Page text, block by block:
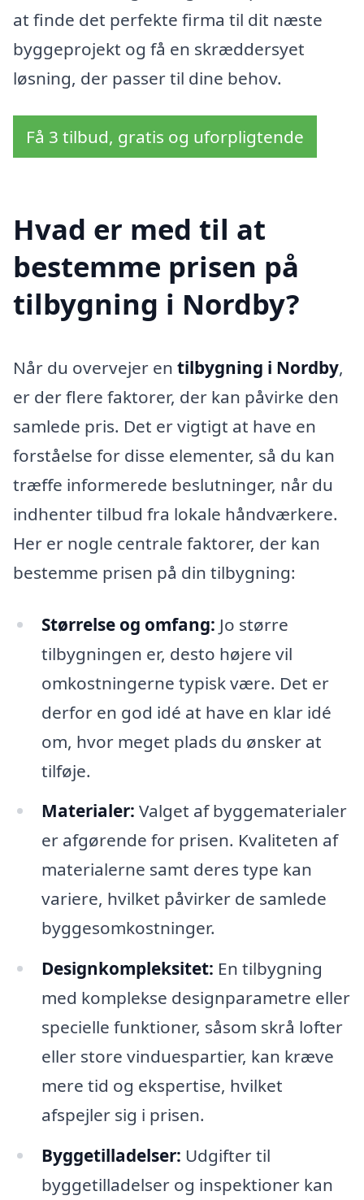
at finde det perfekte firma til dit næste
byggeprojekt og få en skræddersyet
løsning, der passer til dine behov.
Få 3 tilbud, gratis og uforpligtende
Hvad er med til at
bestemme prisen på
tilbygning i Nordby?
Når du overvejer en tilbygning i Nordby,
er der flere faktorer, der kan påvirke den
samlede pris. Det er vigtigt at have en
forståelse for disse elementer, så du kan
træffe informerede beslutninger, når du
indhenter tilbud fra lokale håndværkere.
Her er nogle centrale faktorer, der kan
bestemme prisen på din tilbygning:
Størrelse og omfang: Jo større
tilbygningen er, desto højere vil
omkostningerne typisk være. Det er
derfor en god idé at have en klar idé
om, hvor meget plads du ønsker at
tilføje.
Materialer: Valget af byggematerialer
er afgørende for prisen. Kvaliteten af
materialerne samt deres type kan
variere, hvilket påvirker de samlede
byggesomkostninger.
Designkompleksitet: En tilbygning
med komplekse designparametre eller
specielle funktioner, såsom skrå lofter
eller store vinduespartier, kan kræve
mere tid og ekspertise, hvilket
afspejler sig i prisen.
Byggetilladelser: Udgifter til
byggetilladelser og inspektioner kan